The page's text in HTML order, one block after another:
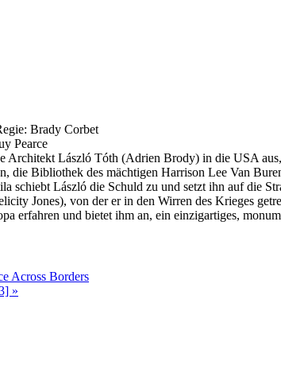
Brady Corbet
Pearce
Architekt László Tóth (Adrien Brody) in die USA
die Bibliothek des mächtigen Harrison Lee Van
schiebt László die Schuld zu und setzt ihn auf die
Jones), von der er in den Wirren des Krieges
erfahren und bietet ihm an, ein einzigartiges,
Across Borders
»